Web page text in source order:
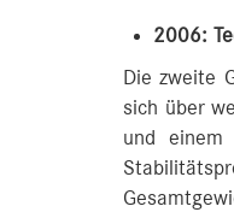
2006:
Die zweite
sich über
und einem